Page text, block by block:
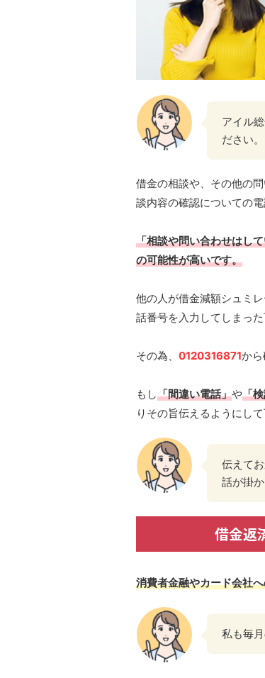
アイル
ださい。
借金の相談や、その他の
談内容の確認についての電
「相談や問い合わせはし
の可能性が高いです。
他の人が借金減額シュミ
話番号を入力してしまった
その為、 0120316871から
もし「間違い電話」や「
りその旨伝えるようにして
伝えて
話が掛
借金返
消費者金融やカード会社
私も毎